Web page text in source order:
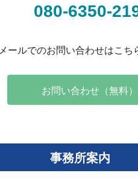
080-6350-
メールでのお問い合わせはこち
お問い合わせ（無料）
事務所案内